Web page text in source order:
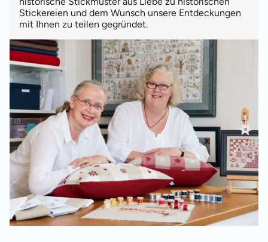
Stickereien und dem Wunsch unsere Entdeckungen
mit Ihnen zu teilen gegründet.